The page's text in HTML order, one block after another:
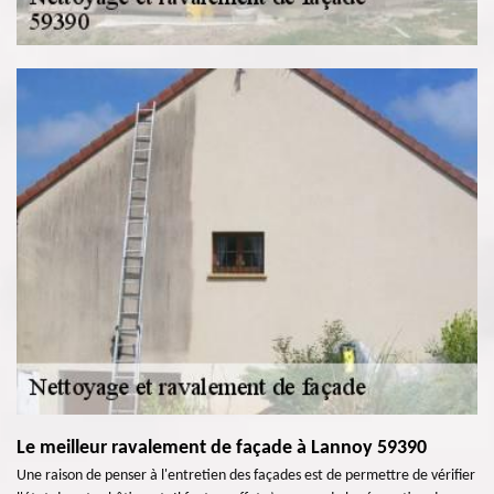
Le meilleur ravalement de façade à Lannoy 59390
Une raison de penser à l'entretien des façades est de permettre de vérifier